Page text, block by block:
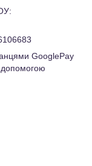
GooglePay
допомогою